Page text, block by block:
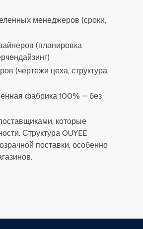
менеджеров (сроки,
(планировка
(чертежи цеха, структура,
фабрика 100% — без
которые
Структура OUYEE
поставки, особенно